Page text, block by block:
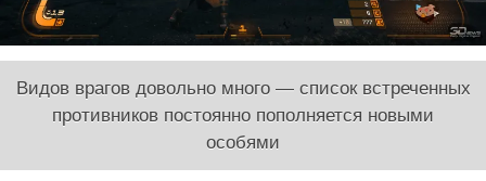
Видов врагов довольно много — список встреченных
противников постоянно пополняется новыми
особями